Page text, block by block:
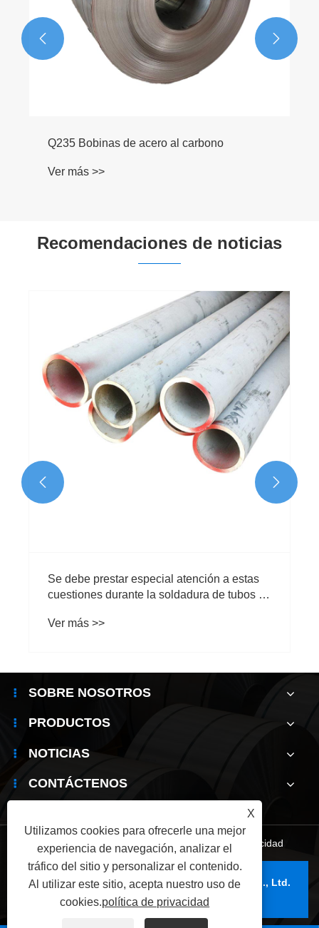
Q235 Bobinas de acero al carbono
Ver más >>
 
Recomendaciones de noticias
​Se debe prestar especial atención a estas
cuestiones durante la soldadura de tubos de
Ver más >>
 
SOBRE NOSOTROS
PRODUCTOS
NOTICIAS
CONTÁCTENOS
Sitemap XML política de privacidad
Copyright © 2025 Wuxi Jianbanghaoda Steel Co., Ltd.
Reservados todos los derechos.
X
Utilizamos cookies para ofrecerle una mejor
experiencia de navegación, analizar el
tráfico del sitio y personalizar el contenido.
Al utilizar este sitio, acepta nuestro uso de
cookies.política de privacidad